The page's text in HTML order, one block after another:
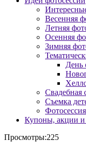
Весенняя
Летняя
Осенняя
Зимняя
День
Свадебная
Съемка
Купоны, акции и
Просмотры:225